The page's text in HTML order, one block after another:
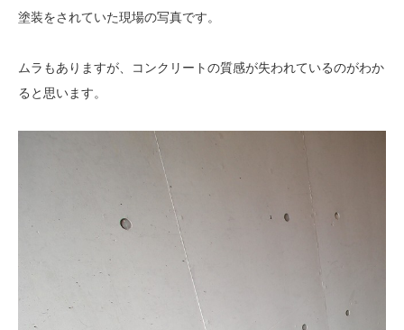
塗装をされていた現場の写真です。
ムラもありますが、コンクリートの質感が失われているのがわか
ると思います。